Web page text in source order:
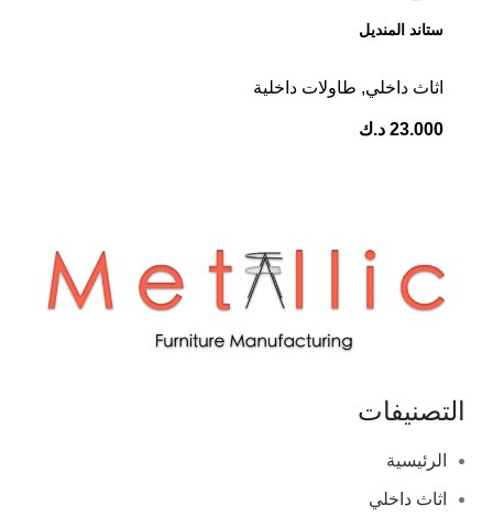
ستاند المنديل
اثاث داخلي, ⁠طاولات داخلية
23.000 د.ك
التصنيفات
الرئيسية
اثاث داخلي